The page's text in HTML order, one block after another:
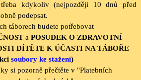
kdykoliv (nejpozději 10 dnů před
podepsat.
táborech budete potřebovat
a POSUDEK O ZDRAVOTNÍ
DÍTĚTE K ÚČASTI NA TÁBOŘE
soubory ke stažení)
si pozorně přečtěte v "Platebních